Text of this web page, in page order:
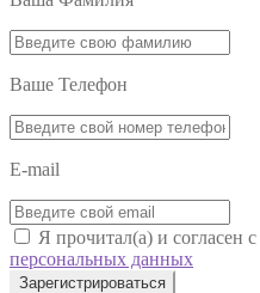
Ваше Телефон
E-mail
Я прочитал(а) и согласен с
персональных данных
Зарегистрироваться